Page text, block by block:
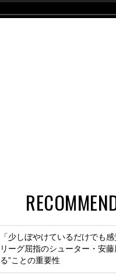
「少しぼやけているだけでも
リーグ屈指のシューター・安藤
る”ことの重要性